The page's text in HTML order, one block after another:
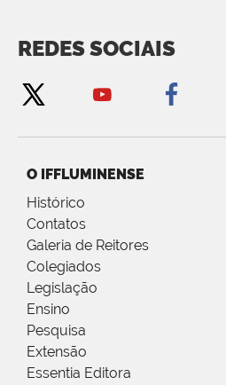
REDES SOCIAIS
O IFFLUMINENSE
Histórico
Contatos
Galeria de Reitores
Colegiados
Legislação
Ensino
Pesquisa
Extensão
Essentia Editora